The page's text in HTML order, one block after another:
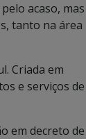
acaso, mas
tanto na área
Criada em
e serviços de
em decreto de